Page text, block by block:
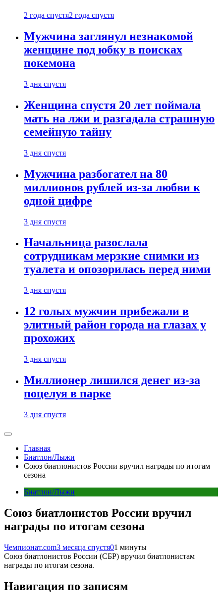
2 года спустя2 года спустя
Мужчина заглянул незнакомой
женщине под юбку в поисках
покемона
3 дня спустя
Женщина спустя 20 лет поймала
мать на лжи и разгадала страшную
семейную тайну
3 дня спустя
Мужчина разбогател на 80
миллионов рублей из-за любви к
одной цифре
3 дня спустя
Начальница разослала
сотрудникам мерзкие снимки из
туалета и опозорилась перед ними
3 дня спустя
12 голых мужчин прибежали в
элитный район города на глазах у
прохожих
3 дня спустя
Миллионер лишился денег из-за
поцелуя в парке
3 дня спустя
Главная
Биатлон/Лыжи
Союз биатлонистов России вручил награды по итогам
сезона
Биатлон/Лыжи
Союз биатлонистов России вручил
награды по итогам сезона
Чемпионат.com3 месяца спустя01 минуты
Союз биатлонистов России (СБР) вручил биатлонистам
награды по итогам сезона.
Навигация по записям